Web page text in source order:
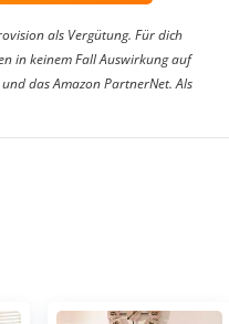
als Vergütung. Für dich
in keinem Fall Auswirkung auf
das Amazon PartnerNet. Als